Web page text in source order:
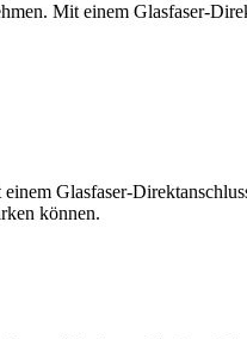
Mit einem Glasfaser-
Glasfaser-
können.